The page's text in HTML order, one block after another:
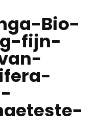
Bio-
fijn-